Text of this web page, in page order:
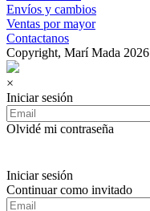
Envíos y cambios
Ventas por mayor
Contactanos
Copyright, Marí Mada 2026
×
Iniciar sesión
Olvidé mi contraseña
Iniciar sesión
Continuar como invitado